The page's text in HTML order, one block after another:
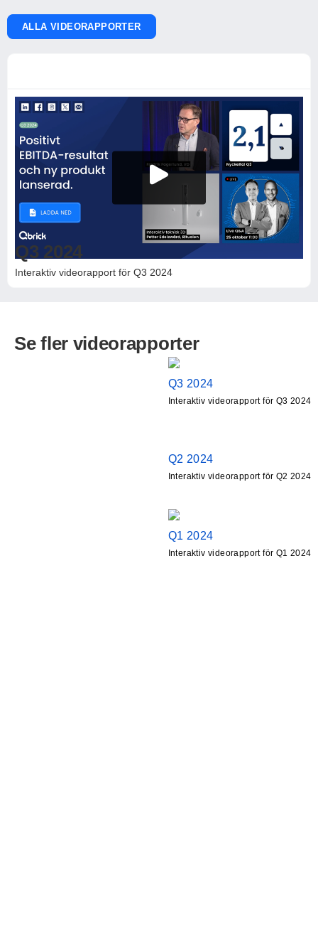
ALLA VIDEORAPPORTER
Q3 2024
Interaktiv videorapport för Q3 2024
Se fler videorapporter
Q3 2024
Interaktiv videorapport för Q3 2024
Q2 2024
Interaktiv videorapport för Q2 2024
Q1 2024
Interaktiv videorapport för Q1 2024